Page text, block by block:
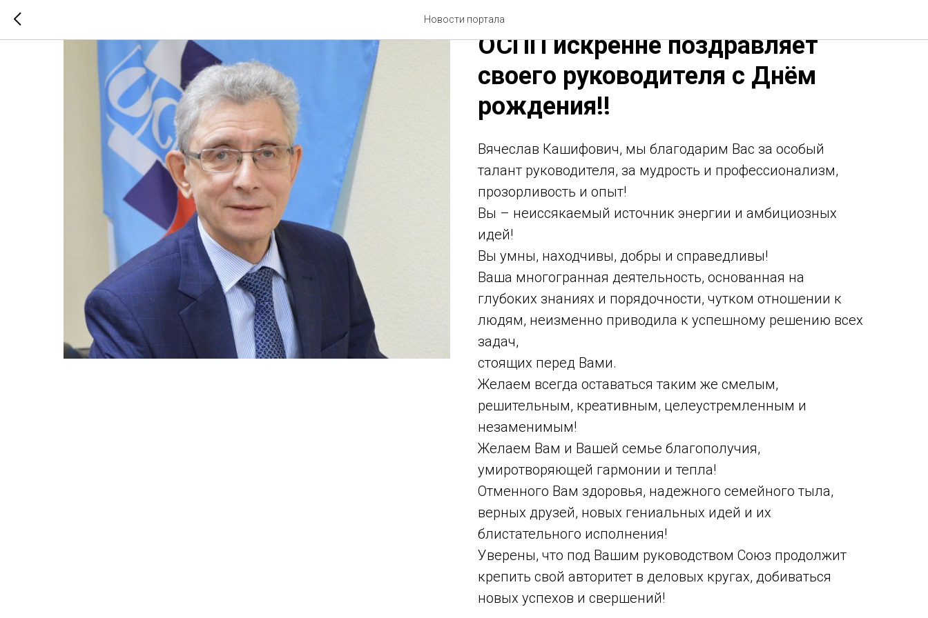
Новости порталаИсполнительная дирекция
ОСПП искренне поздравляет
своего руководителя с Днём
рождения!!
Вячеслав Кашифович, мы благодарим Вас за особый
талант руководителя, за мудрость и профессионализм,
прозорливость и опыт!
Вы – неиссякаемый источник энергии и амбициозных
идей!
Вы умны, находчивы, добры и справедливы!
Ваша многогранная деятельность, основанная на
глубоких знаниях и порядочности, чутком отношении к
людям, неизменно приводила к успешному решению всех
задач,
стоящих перед Вами.
Желаем всегда оставаться таким же смелым,
решительным, креативным, целеустремленным и
незаменимым!
Желаем Вам и Вашей семье благополучия,
умиротворяющей гармонии и тепла!
Отменного Вам здоровья, надежного семейного тыла,
верных друзей, новых гениальных идей и их
блистательного исполнения!
Уверены, что под Вашим руководством Союз продолжит
крепить свой авторитет в деловых кругах, добиваться
новых успехов и свершений!